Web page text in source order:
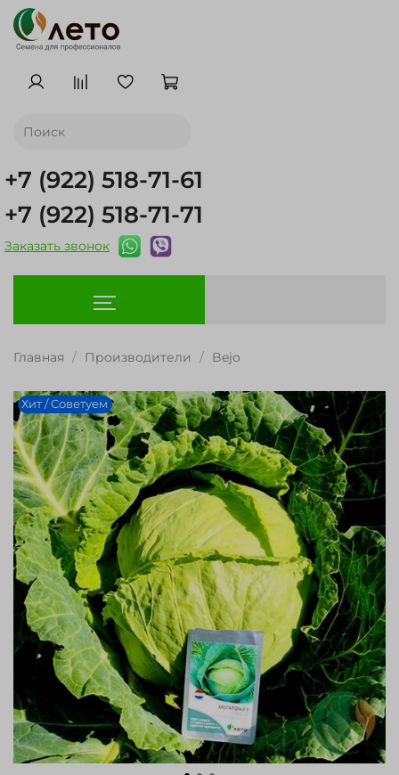
+7 (922) 518-71-61
+7 (922) 518-71-71
Заказать звонок
Главная Производители Bejo
Хит / Советуем